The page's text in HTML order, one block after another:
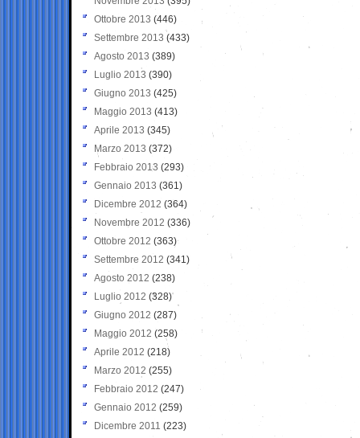
Ottobre 2013 (446)
Settembre 2013 (433)
Agosto 2013 (389)
Luglio 2013 (390)
Giugno 2013 (425)
Maggio 2013 (413)
Aprile 2013 (345)
Marzo 2013 (372)
Febbraio 2013 (293)
Gennaio 2013 (361)
Dicembre 2012 (364)
Novembre 2012 (336)
Ottobre 2012 (363)
Settembre 2012 (341)
Agosto 2012 (238)
Luglio 2012 (328)
Giugno 2012 (287)
Maggio 2012 (258)
Aprile 2012 (218)
Marzo 2012 (255)
Febbraio 2012 (247)
Gennaio 2012 (259)
Dicembre 2011 (223)